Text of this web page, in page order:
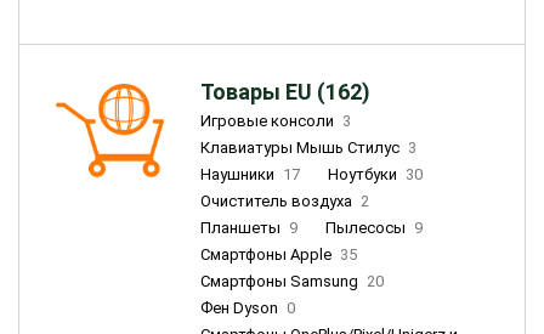
Товары EU (162)
Игровые консоли 3
Клавиатуры Мышь Стилус 3
Наушники 17 Ноутбуки 30
Очиститель воздуха 2
Планшеты 9 Пылесосы 9
Смартфоны Apple 35
Смартфоны Samsung 20
Фен Dyson 0